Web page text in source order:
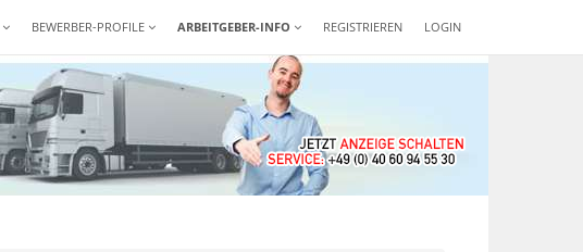
REGISTRIEREN LOGIN
BEWERBER-PROFILE ARBEITGEBER-INFO